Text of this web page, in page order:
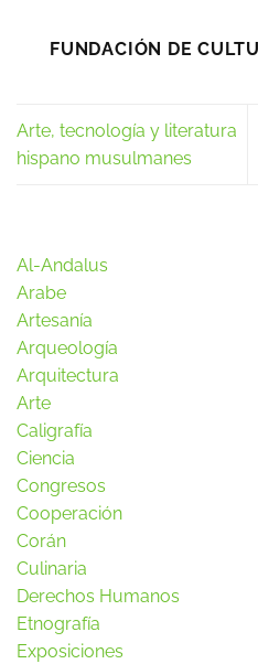
FUNDACIÓN DE
Arte, tecnología y literatura
hispano musulmanes
Al-Andalus
Arabe
Artesanía
Arqueología
Arquitectura
Arte
Caligrafía
Ciencia
Congresos
Cooperación
Corán
Culinaria
Derechos Humanos
Etnografía
Exposiciones